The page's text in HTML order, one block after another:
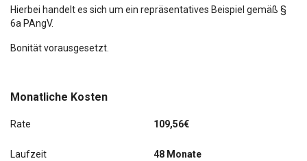
Monatliche Kosten
Rate 109,56€
Laufzeit 48 Monate
Hierbei handelt es sich um ein repräsentatives Beispiel gemäß §
6a PAngV.
Bonität vorausgesetzt.